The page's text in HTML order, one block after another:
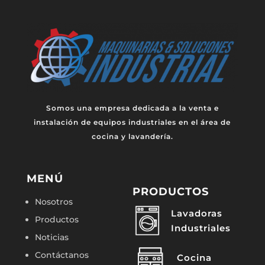
Somos una empresa dedicada a la venta e
instalación de equipos industriales en el área de
cocina y lavandería.
MENÚ
Nosotros
Productos
Noticias
Contáctanos
PRODUCTOS
Lavadoras
Industriales
Cocina